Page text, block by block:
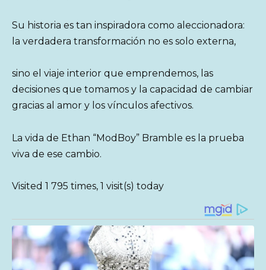
Su historia es tan inspiradora como aleccionadora:
la verdadera transformación no es solo externa,
sino el viaje interior que emprendemos, las
decisiones que tomamos y la capacidad de cambiar
gracias al amor y los vínculos afectivos.
La vida de Ethan “ModBoy” Bramble es la prueba
viva de ese cambio.
Visited 1 795 times, 1 visit(s) today